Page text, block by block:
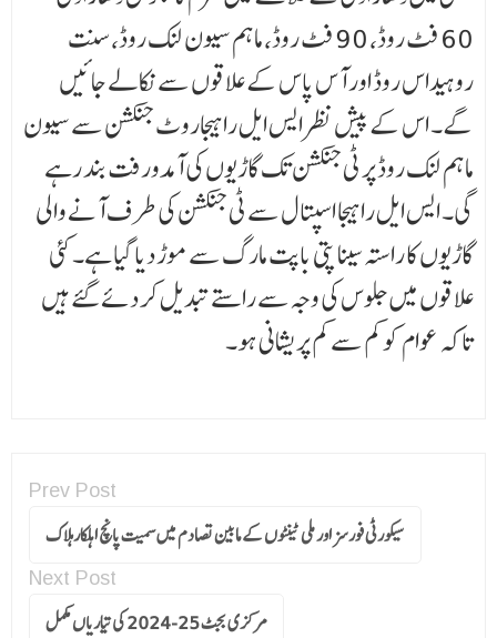
60 فٹ روڈ، 90 فٹ روڈ، ماہم سیون لنک روڈ، سنت
روہیداس روڈ اور آس پاس کے علاقوں سے نکالے جائیں
گے۔ اس کے پیش نظر ایس ایل راہیجاروٹ جنکشن سے سیون
ماہم لنک روڈ پر ٹی جنکشن تک گاڑیوں کی آمدورفت بند رہے
گی۔ ایس ایل راہیجا اسپتال سے ٹی جنکشن کی طرف آنے والی
گاڑیوں کا راستہ سینا پتی باپت مارگ سے موڑ دیا گیا ہے۔کئی
علاقوں میں جلوس کی وجہ سے راستے تبدیل کر دئے گئے ہیں
تاکہ عوام کو کم سے کم پریشانی ہو۔
Prev Post
سیکورٹی فورسز اور ملی ٹینٹوں کے مابین تصادم میں سمیت پانچ اہلکارہلاک
Next Post
مرکزی بجٹ 25-2024 کی تیاریاں مکمل